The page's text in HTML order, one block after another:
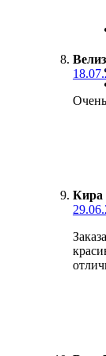
Кира